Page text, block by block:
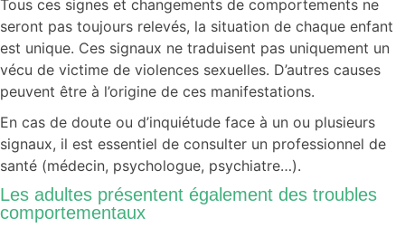
Tous ces signes et changements de comportements ne
seront pas toujours relevés, la situation de chaque enfant
est unique. Ces signaux ne traduisent pas uniquement un
vécu de victime de violences sexuelles. D’autres causes
peuvent être à l’origine de ces manifestations.
En cas de doute ou d’inquiétude face à un ou plusieurs
signaux, il est essentiel de consulter un professionnel de
santé (médecin, psychologue, psychiatre…).
Les adultes présentent également des troubles
comportementaux